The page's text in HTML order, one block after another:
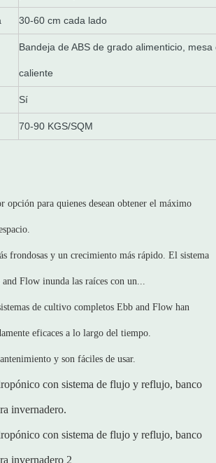
30-60 cm cada lado
Bandeja de ABS de grado alimenticio,
caliente
Sí
70-90 KGS/SQM
opción para quienes desean obtener el máximo
frondosas y un crecimiento más rápido. El sistema
Flow inunda las raíces con un...
de cultivo completos Ebb and Flow han
eficaces a lo largo del tiempo.
y son fáciles de usar.